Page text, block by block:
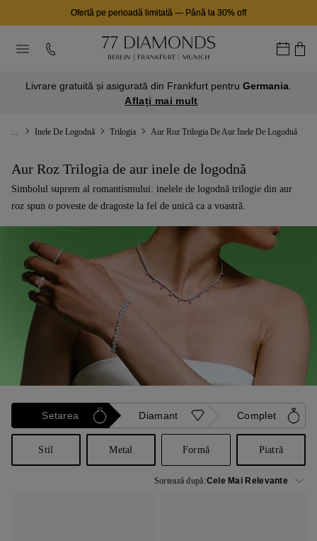
Ofertă pe perioadă limitată — Până la 30% off
Livrare gratuită și asigurată din Frankfurt pentru Germania
Aflați mai mult
Inele De Logodnă Trilogia Aur Roz Trilogia De Aur Inele De Logodnă
Aur Roz Trilogia de aur inele de logodnă
Simbolul suprem al romantismului: inelele de logodnă trilogie din aur
roz spun o poveste de dragoste la fel de unică ca a voastră.
Setarea Diamant Complet
Stil Metal Formă Piatră
Sortează după: